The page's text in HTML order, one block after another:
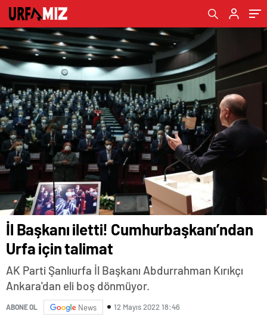
İl Başkanı iletti! Cumhurbaşkanı’ndan
Urfa için talimat
AK Parti Şanlıurfa İl Başkanı Abdurrahman Kırıkçı
Ankara'dan eli boş dönmüyor.
ABONE OL News 12 Mayıs 2022 18:46